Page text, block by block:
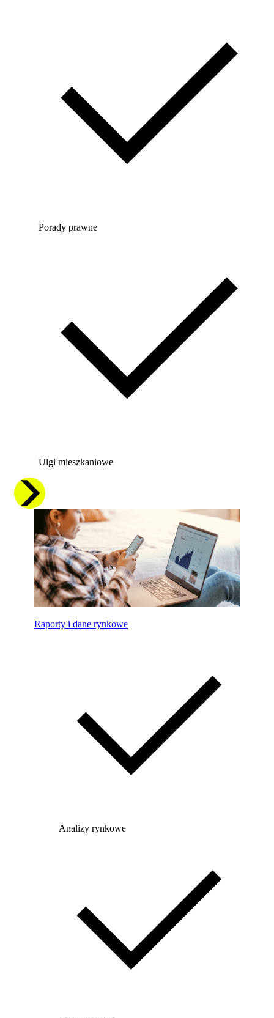
Porady prawne
Ulgi mieszkaniowe
Raporty i dane rynkowe
Analizy rynkowe